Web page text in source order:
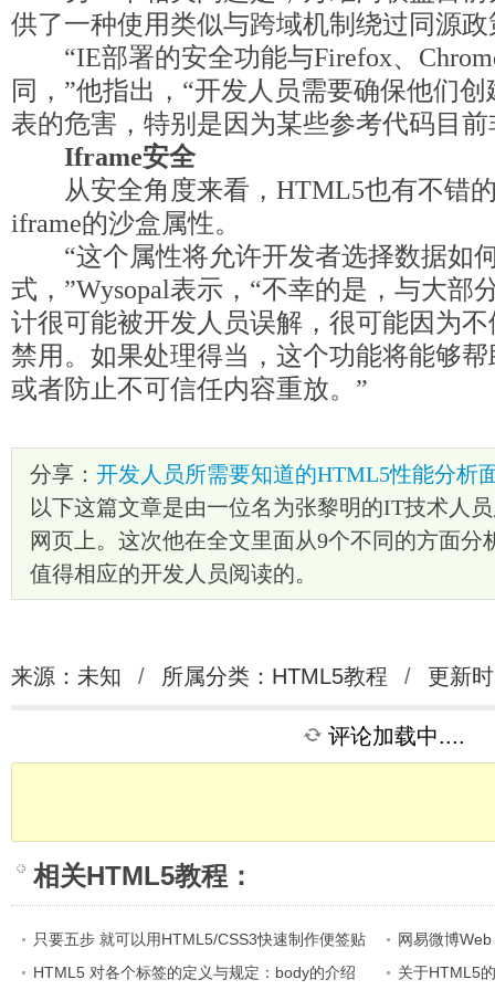
供了一种使用类似与跨域机制绕过同源
“IE部署的安全功能与Firefox、
同，”他指出，“开发人员需要确保他们
表的危害，特别是因为某些参考代码目
Iframe安全
从安全角度来看，HTML5也有不错的
iframe的沙盒属性。
“这个属性将允许开发者选择数据如
式，”Wysopal表示，“不幸的是，与大部
计很可能被开发人员误解，很可能因为
禁用。如果处理得当，这个功能将能够
或者防止不可信任内容重放。”
分享： 开发人员所需要知道的HTML5性能分析
以下这篇文章是由一位名为张黎明的IT技术人
网页上。这次他在全文里面从9个不同的方面分
值得相应的开发人员阅读的。
来源：未知 / 所属分类： HTML5教程 / 更新
评论加载中....
相关HTML5教程 ：
只要五步 就可以用HTML5/CSS3快速制作便签贴
特效(图)
网易微博
HTML5 对各个标签的定义与规定：body的介绍
关于HTML5